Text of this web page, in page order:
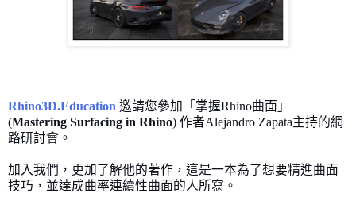
Rhino3D.Education 邀請您參加「掌握Rhino曲面」
(Mastering Surfacing in Rhino) 作者Alejandro Zapata主持的網
路研討會。
加入我們，更加了解他的著作，這是一本為了想要精進曲面
技巧，並達成曲率連續性曲面的人所寫。